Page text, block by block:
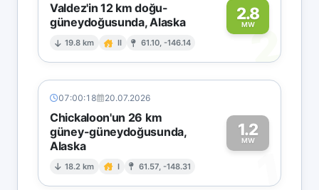
Valdez'in 12 km doğu-
güneydoğusunda, Alaska
19.8 km II 61.10, -146.14
2.8
MW2
07:00:18 20.07.2026
Chickaloon'un 26 km
güney-güneydoğusunda,
Alaska
18.2 km I 61.57, -148.31
1.2
MW
1